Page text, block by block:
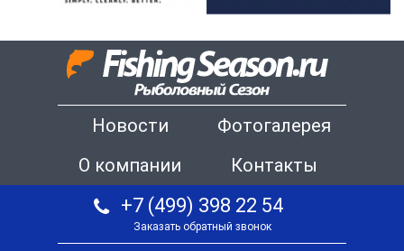
Новости
Фотогалерея
О компании
Контакты
+7 (499) 398 22 54
Заказать обратный звонок